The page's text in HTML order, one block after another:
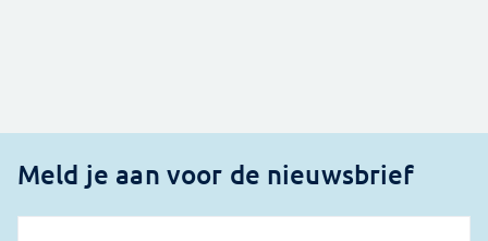
Meld je aan voor de nieuwsbrief